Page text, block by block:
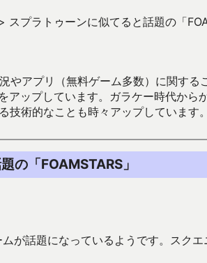
スプラトゥーンに似てると話題の「
やアプリ（無料ゲーム多数）に関す
アップしています。ガラケー時代か
術的なことも時々アップしています。
の「FOAMSTARS」
が話題になっているようです。スクエ